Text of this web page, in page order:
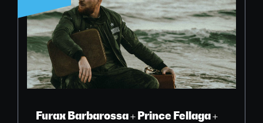
Furax Barbarossa + Prince Fellaga +